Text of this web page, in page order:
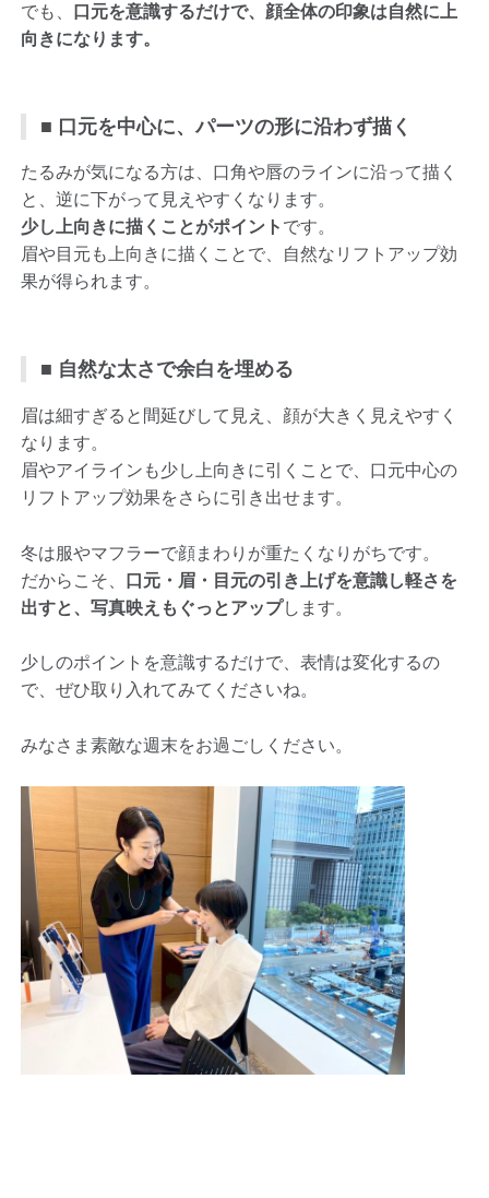
でも、
口元を意識するだけで、顔全体の印象は自然に上
向きになります。
■ 口元を中心に、パーツの形に沿わず描く
たるみが気になる方は、口角や唇のラインに沿って描く
と、逆に下がって見えやすくなります。
少し上向きに描くことがポイント です。
眉や目元も上向きに描くことで、自然なリフトアップ効
果が得られます。
■ 自然な太さで余白を埋める
眉は細すぎると間延びして見え、顔が大きく見えやすく
なります。
眉やアイラインも少し上向きに引くことで、口元中心の
リフトアップ効果をさらに引き出せます。
冬は服やマフラーで顔まわりが重たくなりがちです。
だからこそ、
口元・眉・目元の引き上げを意識し軽さを
出すと、写真映えもぐっとアップします。
少しのポイントを意識するだけで、表情は変化するの
で、ぜひ取り入れてみてくださいね。
みなさま素敵な週末をお過ごしください。